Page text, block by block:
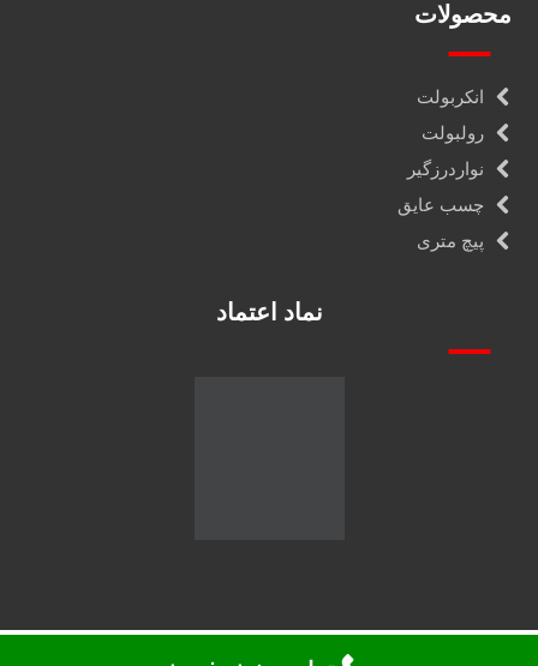
محصولات
انکربولت
رولبولت
نواردرزگیر
چسب عایق
پیچ متری
نماد اعتماد